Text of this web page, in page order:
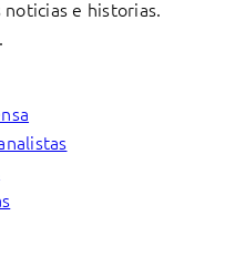
e historias.